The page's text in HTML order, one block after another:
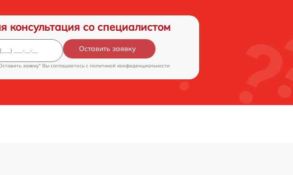
консультация со специалистом
Оставить заявку
заявку" Вы соглашаетесь c политикой конфиденциальности